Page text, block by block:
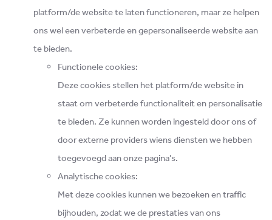
platform/de website te laten functioneren, maar ze helpen
ons wel een verbeterde en gepersonaliseerde website aan
te bieden.
Functionele cookies:
Deze cookies stellen het platform/de website in
staat om verbeterde functionaliteit en personalisatie
te bieden. Ze kunnen worden ingesteld door ons of
door externe providers wiens diensten we hebben
toegevoegd aan onze pagina's.
Analytische cookies:
Met deze cookies kunnen we bezoeken en traffic
bijhouden, zodat we de prestaties van ons